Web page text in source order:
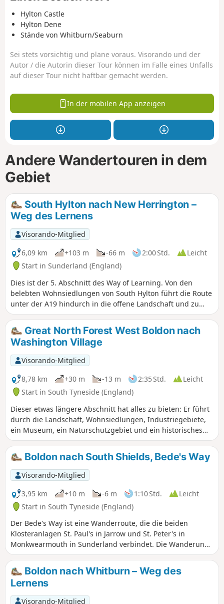
Hylton Castle
Hylton Dene
Stände von Whitburn/Seaburn
Sei stets vorsichtig und plane voraus. Visorando und der
Autor / die Autorin dieser Tour können im Falle eines Unfalls
auf dieser Tour nicht haftbar gemacht werden.
In der mobilen App anzeigen
Andere Wandertouren in dem
Gebiet
South Hylton nach New Herrington –
Weg des Lernens
Visorando-Mitglied
6,09 km
+103 m -66 m 2:00 Std.
Leicht
Start in Sunderland (England)
Dies ist der 5. Abschnitt des Way of Learning. Von den
belebten Wohnsiedlungen von South Hylton führt die Route
unter der A19 hindurch in die offene Landschaft und zu
kleinen Dörfern. Die Route steigt den Penshaw Hill hinauf
zum Penshaw Monument, von wo aus man einen
spektakulären Blick auf die Umgebung hat, bevor sie zum
Herrington Country Park hinunterführt und im Dorf New
Herrington endet.
Great North Forest West Boldon nach
Washington Village
Visorando-Mitglied
8,78 km
+30 m -13 m 2:35 Std.
Leicht
Start in South Tyneside (England)
Dieser etwas längere Abschnitt hat alles zu bieten: Er führt
durch die Landschaft, Wohnsiedlungen, Industriegebiete,
ein Museum, ein Naturschutzgebiet und ein historisches
Haus. Dieser Abschnitt schlängelt sich durch Washington
New Town, und obwohl Sie an vielen Industriegebieten und
neuen Häusern vorbeikommen, sehen Sie auch Zeugnisse
der Dörfer, die lange vor der neuen Stadt existierten.
Boldon nach South Shields, Bede's Way
Visorando-Mitglied
3,95 km
+10 m -6 m 1:10 Std.
Leicht
Start in South Tyneside (England)
Der Bede's Way ist eine Wanderroute, die die beiden
Klosteranlagen St. Paul's in Jarrow und St. Peter's in
Monkwearmouth in Sunderland verbindet. Die Wanderung
ist in 6 leicht zu bewältigende Abschnitte unterteilt, die
einzeln oder alle zusammen gewandert werden können.
Begeben Sie sich also auf die Spuren der Pilger und
entdecken Sie das religiöse Erbe des Nordostens. Der dritte
Abschnitt beginnt an der New Road in Boldon und führt
Boldon nach Whitburn – Weg des
Lernens
Visorando-Mitglied